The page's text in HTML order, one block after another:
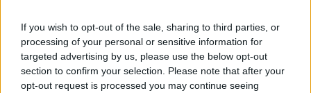
If you wish to opt-out of the sale, sharing to third parties, or
processing of your personal or sensitive information for
targeted advertising by us, please use the below opt-out
section to confirm your selection. Please note that after your
opt-out request is processed you may continue seeing